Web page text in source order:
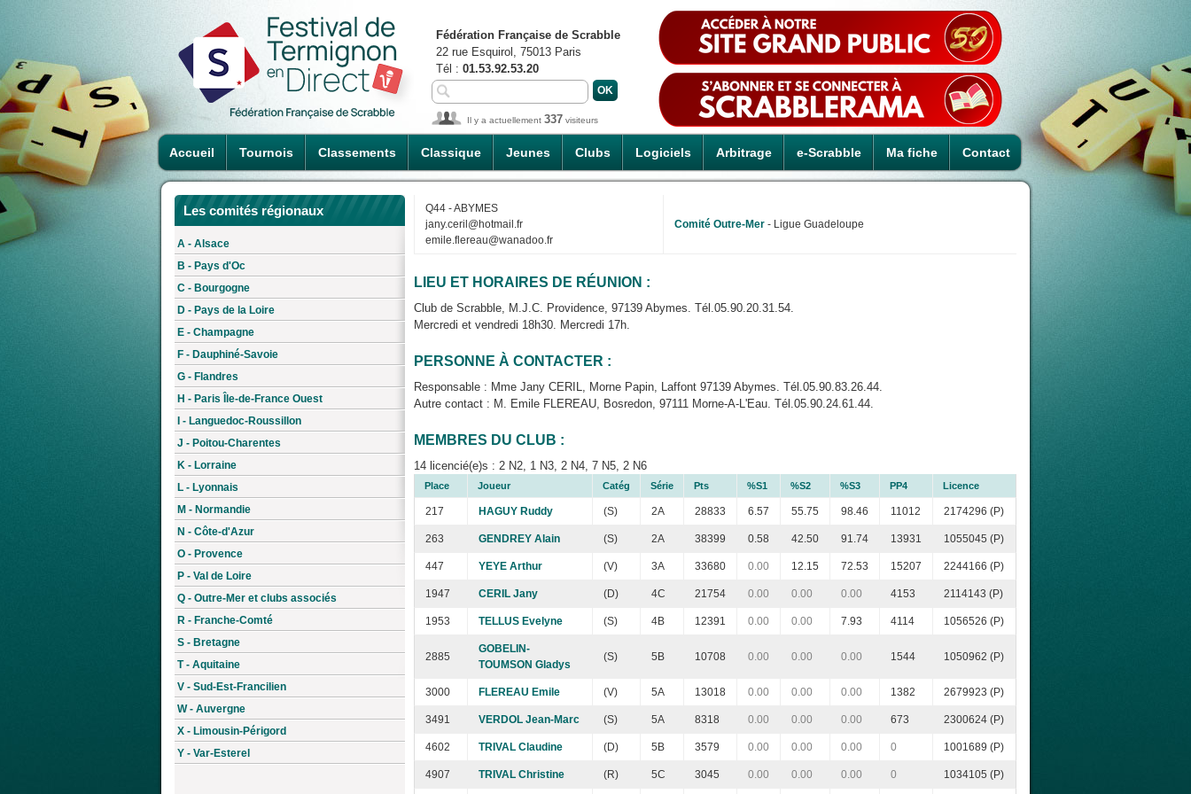
Accueil Tournois Classements Classique Jeunes Clubs Logiciels Arbitrage e-Scrabble Ma fiche Contact
Fédération Française de Scrabble
22 rue Esquirol, 75013 Paris
Tél : 01.53.92.53.20
Il y a actuellement 337 visiteurs
Les comités régionaux
A - Alsace
B - Pays d'Oc
C - Bourgogne
D - Pays de la Loire
E - Champagne
F - Dauphiné-Savoie
G - Flandres
H - Paris Île-de-France Ouest
I - Languedoc-Roussillon
J - Poitou-Charentes
K - Lorraine
L - Lyonnais
M - Normandie
N - Côte-d'Azur
O - Provence
P - Val de Loire
Q - Outre-Mer et clubs associés
R - Franche-Comté
S - Bretagne
T - Aquitaine
V - Sud-Est-Francilien
W - Auvergne
X - Limousin-Périgord
Y - Var-Esterel
Q44 - ABYMES
jany.ceril@hotmail.fr
emile.flereau@wanadoo.fr
Comité Outre-Mer - Ligue Guadeloupe
LIEU ET HORAIRES DE RÉUNION :
Club de Scrabble, M.J.C. Providence, 97139 Abymes. Tél.05.90.20.31.54.
Mercredi et vendredi 18h30. Mercredi 17h.
PERSONNE À CONTACTER :
Responsable : Mme Jany CERIL, Morne Papin, Laffont 97139 Abymes. Tél.05.90.83.26.44.
Autre contact : M. Emile FLEREAU, Bosredon, 97111 Morne-A-L'Eau. Tél.05.90.24.61.44.
MEMBRES DU CLUB :
14 licencié(e)s : 2 N2, 1 N3, 2 N4, 7 N5, 2 N6
Place Joueur Catég Série Pts %S1 %S2 %S3 PP4 Licence
217 HAGUY Ruddy (S) 2A 28833 6.57 55.75 98.46 11012 2174296 (P)
263 GENDREY Alain (S) 2A 38399 0.58 42.50 91.74 13931 1055045 (P)
447 YEYE Arthur (V) 3A 33680 0.00 12.15 72.53 15207 2244166 (P)
1947 CERIL Jany (D) 4C 21754 0.00 0.00 0.00 4153 2114143 (P)
1953 TELLUS Evelyne (S) 4B 12391 0.00 0.00 7.93 4114 1056526 (P)
2885
GOBELIN-
TOUMSON Gladys
(S) 5B 10708 0.00 0.00 0.00 1544 1050962 (P)
3000 FLEREAU Emile (V) 5A 13018 0.00 0.00 0.00 1382 2679923 (P)
3491 VERDOL Jean-Marc (S) 5A 8318 0.00 0.00 0.00 673 2300624 (P)
4602 TRIVAL Claudine (D) 5B 3579 0.00 0.00 0.00 0 1001689 (P)
4907 TRIVAL Christine (R) 5C 3045 0.00 0.00 0.00 0 1034105 (P)